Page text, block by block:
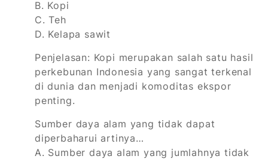
B. Kopi
C. Teh
D. Kelapa sawit
Penjelasan: Kopi merupakan salah satu hasil
perkebunan Indonesia yang sangat terkenal
di dunia dan menjadi komoditas ekspor
penting.
Sumber daya alam yang tidak dapat
diperbaharui artinya…
A. Sumber daya alam yang jumlahnya tidak